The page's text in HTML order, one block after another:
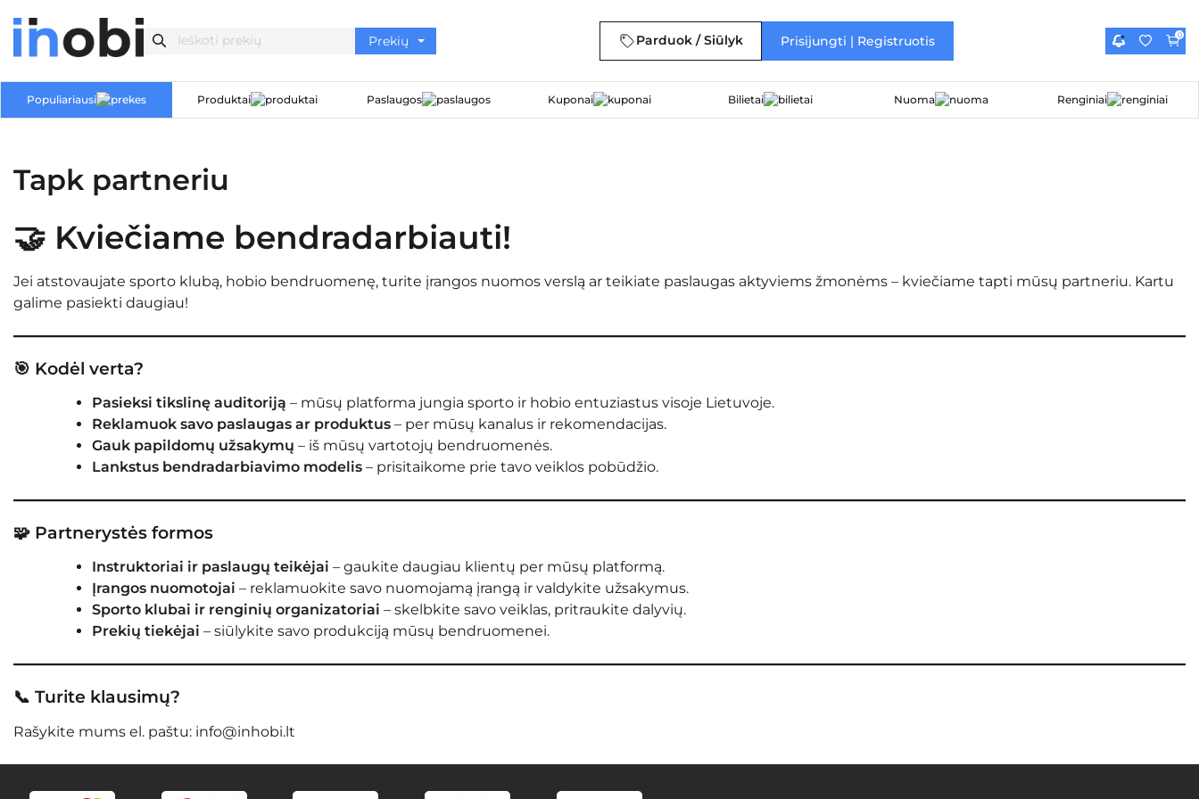
Parduok / Siūlyk Prisijungti | Registruotis 0
Populiariausi Produktai Paslaugos Kuponai Bilietai Nuoma Renginiai
Tapk partneriu
🤝 Kviečiame bendradarbiauti!
Jei atstovaujate sporto klubą, hobio bendruomenę, turite įrangos nuomos verslą ar teikiate paslaugas aktyviems žmonėms – kviečiame tapti mūsų partneriu. Kartu
galime pasiekti daugiau!
🎯 Kodėl verta?
Pasieksi tikslinę auditoriją – mūsų platforma jungia sporto ir hobio entuziastus visoje Lietuvoje.
Reklamuok savo paslaugas ar produktus – per mūsų kanalus ir rekomendacijas.
Gauk papildomų užsakymų – iš mūsų vartotojų bendruomenės.
Lankstus bendradarbiavimo modelis – prisitaikome prie tavo veiklos pobūdžio.
🧩 Partnerystės formos
Instruktoriai ir paslaugų teikėjai – gaukite daugiau klientų per mūsų platformą.
Įrangos nuomotojai – reklamuokite savo nuomojamą įrangą ir valdykite užsakymus.
Sporto klubai ir renginių organizatoriai – skelbkite savo veiklas, pritraukite dalyvių.
Prekių tiekėjai – siūlykite savo produkciją mūsų bendruomenei.
📞 Turite klausimų?
Rašykite mums el. paštu: info@inhobi.lt